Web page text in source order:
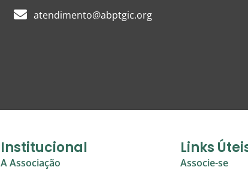
atendimento@abptgic.org
Institucional
A Associação
Links
Associe-se